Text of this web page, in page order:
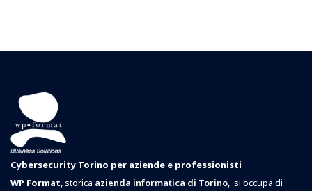
Cybersecurity Torino per aziende e professionisti
WP Format, storica azienda informatica di Torino, si occupa di